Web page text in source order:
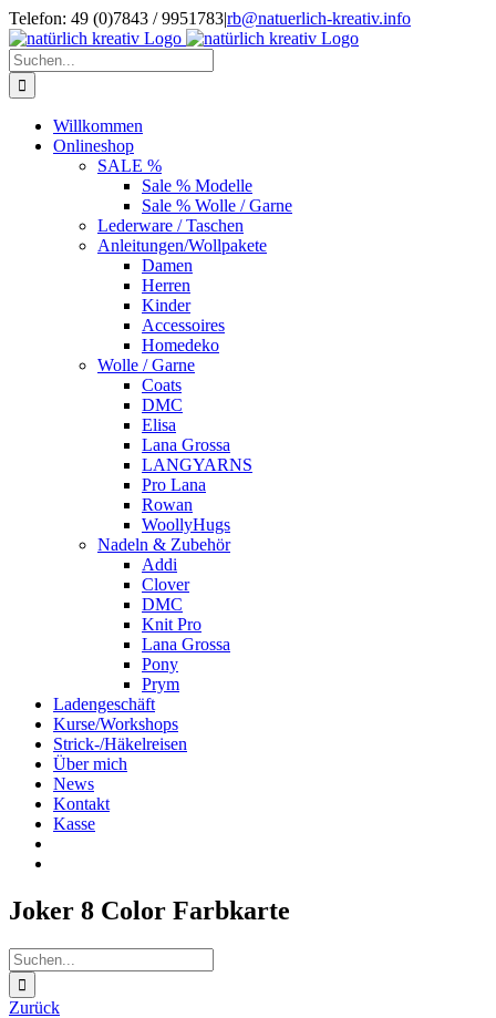
Zum
Inhalt
springen
Telefon: 49 (0)7843 / 9951783|rb@natuerlich-kreativ.info
Suche
nach:
Willkommen
Onlineshop
SALE %
Sale % Modelle
Sale % Wolle / Garne
Lederware / Taschen
Anleitungen/Wollpakete
Damen
Herren
Kinder
Accessoires
Homedeko
Wolle / Garne
Coats
DMC
Elisa
Lana Grossa
LANGYARNS
Pro Lana
Rowan
WoollyHugs
Nadeln & Zubehör
Addi
Clover
DMC
Knit Pro
Lana Grossa
Pony
Prym
Ladengeschäft
Kurse/Workshops
Strick-/Häkelreisen
Über mich
News
Kontakt
Kasse
Joker 8 Color Farbkarte
Suche
nach:
Zurück